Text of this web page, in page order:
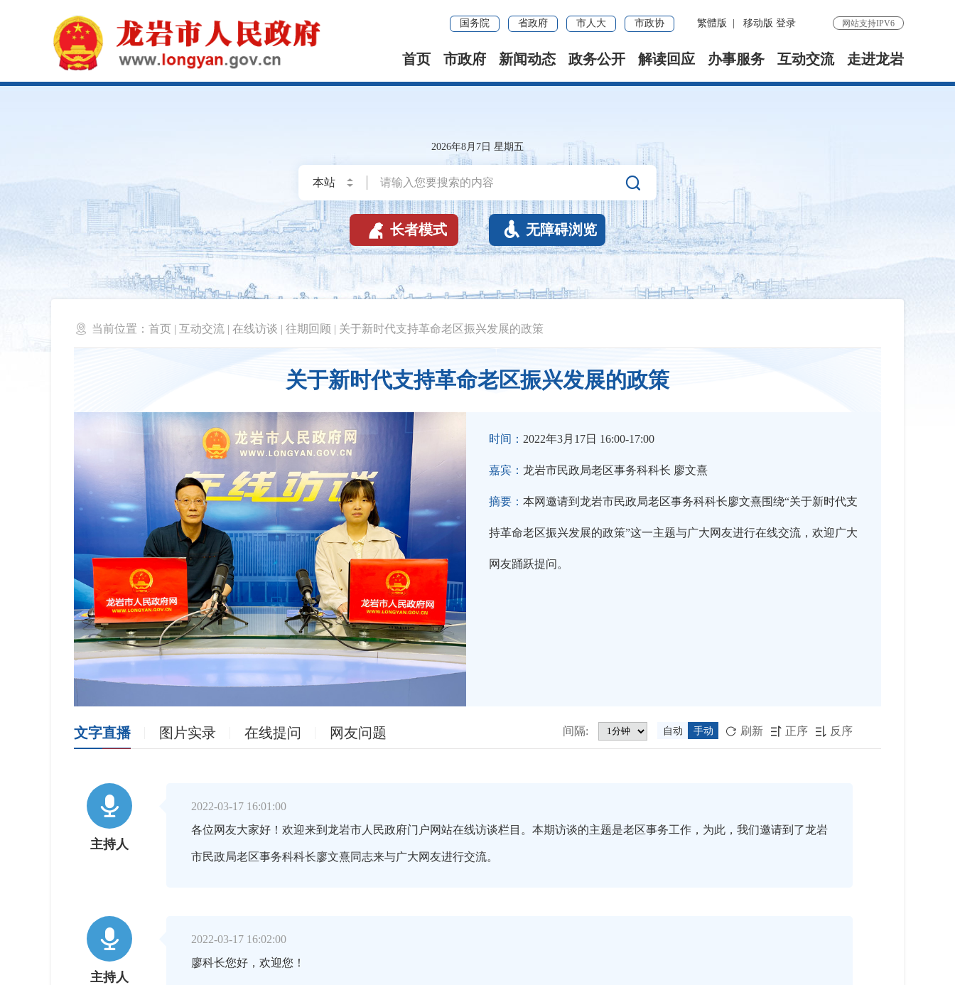
国务院 省政府 市人大 市政协 繁體版 移动版 登录 网站支持IPV6
首页 市政府 新闻动态 政务公开 解读回应 办事服务 互动交流 走进龙岩
2026年8月7日 星期五

 长者模式  无障碍浏览
 当前位置： 首页 | 互动交流 | 在线访谈 | 往期回顾 | 关于新时代支持革命老区振兴发展的政策
关于新时代支持革命老区振兴发展的政策
时间： 2022年3月17日 16:00-17:00
嘉宾： 龙岩市民政局老区事务科科长 廖文熹
摘要： 本网邀请到龙岩市民政局老区事务科科长廖文熹围绕“关于新时代支
持革命老区振兴发展的政策”这一主题与广大网友进行在线交流，欢迎广大
网友踊跃提问。
文字直播 图片实录 在线提问 网友问题 间隔: 自动 手动  刷新  正序  反序

主持人
2022-03-17 16:01:00
各位网友大家好！欢迎来到龙岩市人民政府门户网站在线访谈栏目。本期访谈的主题是老区事务工作，为此，我们邀请到了龙岩
市民政局老区事务科科长廖文熹同志来与广大网友进行交流。

主持人
2022-03-17 16:02:00
廖科长您好，欢迎您！